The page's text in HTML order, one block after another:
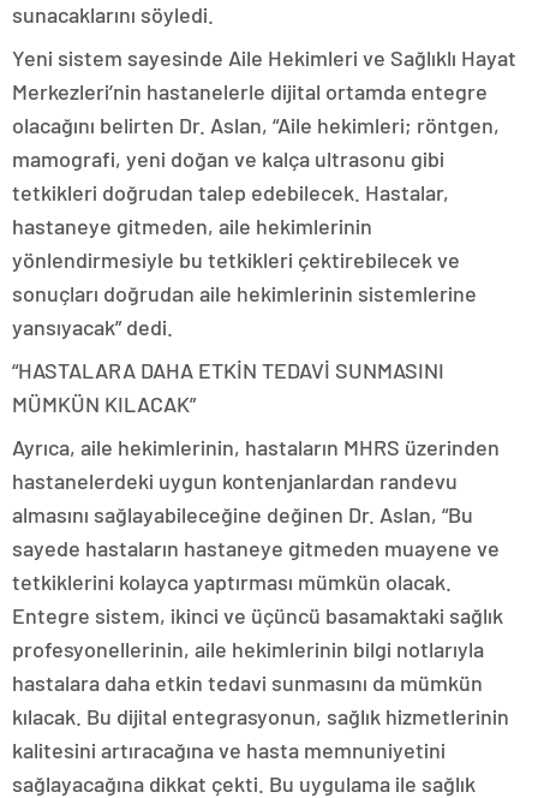
sunacaklarını söyledi.
Yeni sistem sayesinde Aile Hekimleri ve Sağlıklı Hayat
Merkezleri’nin hastanelerle dijital ortamda entegre
olacağını belirten Dr. Aslan, “Aile hekimleri; röntgen,
mamografi, yeni doğan ve kalça ultrasonu gibi
tetkikleri doğrudan talep edebilecek. Hastalar,
hastaneye gitmeden, aile hekimlerinin
yönlendirmesiyle bu tetkikleri çektirebilecek ve
sonuçları doğrudan aile hekimlerinin sistemlerine
yansıyacak” dedi.
“HASTALARA DAHA ETKİN TEDAVİ SUNMASINI
MÜMKÜN KILACAK”
Ayrıca, aile hekimlerinin, hastaların MHRS üzerinden
hastanelerdeki uygun kontenjanlardan randevu
almasını sağlayabileceğine değinen Dr. Aslan, “Bu
sayede hastaların hastaneye gitmeden muayene ve
tetkiklerini kolayca yaptırması mümkün olacak.
Entegre sistem, ikinci ve üçüncü basamaktaki sağlık
profesyonellerinin, aile hekimlerinin bilgi notlarıyla
hastalara daha etkin tedavi sunmasını da mümkün
kılacak. Bu dijital entegrasyonun, sağlık hizmetlerinin
kalitesini artıracağına ve hasta memnuniyetini
sağlayacağına dikkat çekti. Bu uygulama ile sağlık